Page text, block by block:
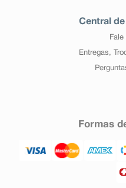
Central
Entregas,
Formas